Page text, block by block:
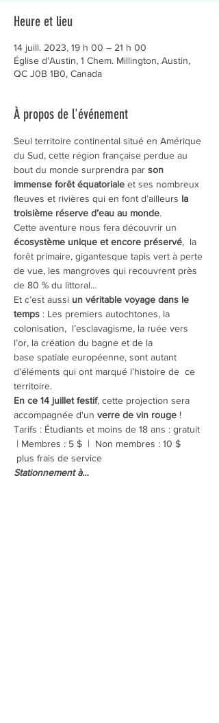
Heure et lieu
14 juill. 2023, 19 h 00 – 21 h 00
Église d'Austin, 1 Chem. Millington, Austin,
QC J0B 1B0, Canada
À propos de l'événement
Seul territoire continental situé en Amérique
du Sud, cette région française perdue au
bout du monde surprendra par son
immense forêt équatoriale et ses nombreux
fleuves et rivières qui en font d’ailleurs la
troisième réserve d’eau au monde.
Cette aventure nous fera découvrir un
écosystème unique et encore préservé,  la
forêt primaire, gigantesque tapis vert à perte
de vue, les mangroves qui recouvrent près
de 80 % du littoral…
Et c’est aussi un véritable voyage dans le
temps : Les premiers autochtones, la
colonisation,  l’esclavagisme, la ruée vers
l’or, la création du bagne et de la
base spatiale européenne, sont autant
d’éléments qui ont marqué l’histoire de  ce
territoire.
En ce 14 juillet festif, cette projection sera
accompagnée d'un verre de vin rouge !
Tarifs : Étudiants et moins de 18 ans : gratuit
| Membres : 5 $  |  Non membres : 10 $
plus frais de service
Stationnement à…